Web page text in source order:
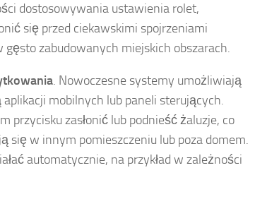
dostosowywania ustawienia rolet,
się przed ciekawskimi spojrzeniami
zabudowanych miejskich obszarach.
. Nowoczesne systemy umożliwiają
mobilnych lub paneli sterujących.
zasłonić lub podnieść żaluzje, co
się w innym pomieszczeniu lub poza domem.
automatycznie, na przykład w zależności